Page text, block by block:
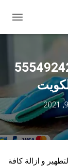
ب
ل
ا
ن
ق
ل
تنظيف منازل هدية 55549242
و ازالة كافة